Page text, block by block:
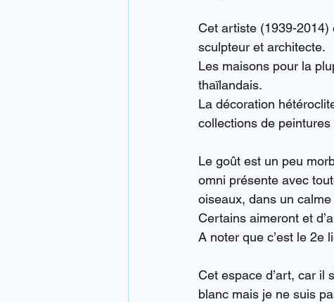
Cet artiste (1939-
sculpteur et architecte.
Les maisons pour la
thaïlandais.
La décoration
collections de
Le goût est un peu
omni présente avec
oiseaux, dans un
Certains aimeront et
A noter que c’est le 2e
Cet espace d’art, car il
blanc mais je ne suis